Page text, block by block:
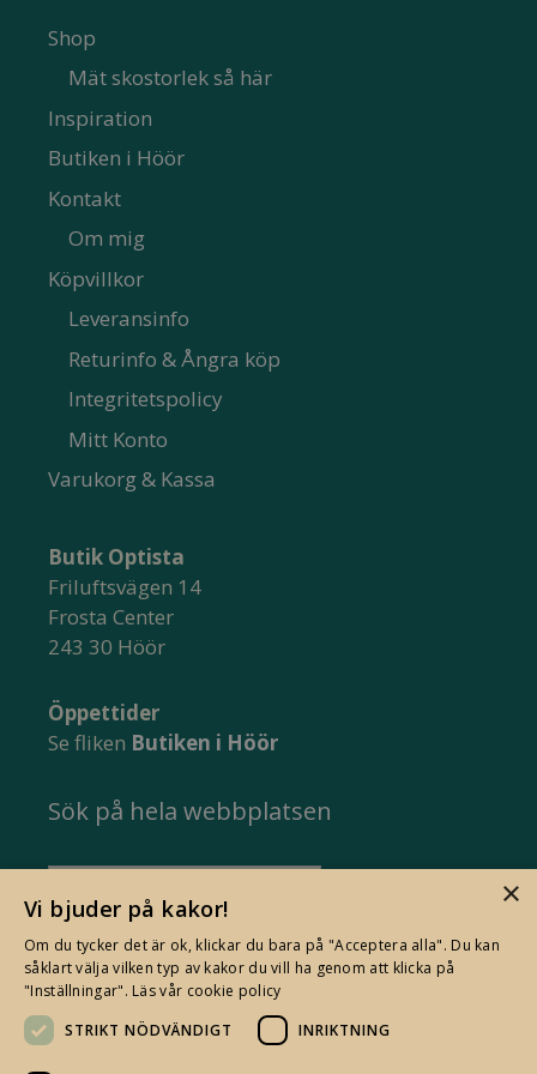
Shop
Mät skostorlek så här
Inspiration
Butiken i Höör
Kontakt
Om mig
Köpvillkor
Leveransinfo
Returinfo & Ångra köp
Integritetspolicy
Mitt Konto
Varukorg & Kassa
Butik Optista
Friluftsvägen 14
Frosta Center
243 30 Höör
Öppettider
Se fliken Butiken i Höör
Sök på hela webbplatsen
efter:
Jag som driver Optistashop heter Bodil
×
Vi bjuder på kakor!
Om du tycker det är ok, klickar du bara på "Acceptera alla". Du kan
såklart välja vilken typ av kakor du vill ha genom att klicka på
"Inställningar". Läs vår cookie policy
STRIKT NÖDVÄNDIGT
INRIKTNING